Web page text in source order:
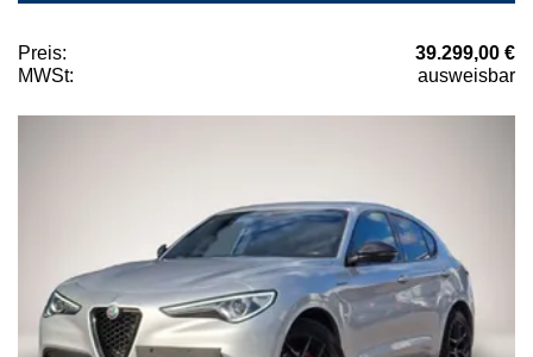
Preis:
39.299,00 €
MWSt:
ausweisbar